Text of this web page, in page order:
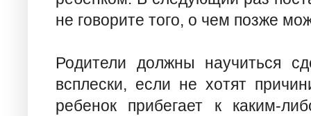
не говорите того, о чем позже
Родители должны научиться
всплески, если не хотят
ребенок прибегает к каким-